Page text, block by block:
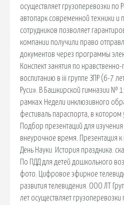
осуществляет грузоперевозки по
автопарк современной техники
сотрудников позволяет
компании получили право
документов через программы
Конспект занятия по
воспитанию в iii группе ЗПР (6-7
Руси». В Башкирской гимназии №
рамках Недели инклюзивного
фестиваль параспорта, в котором
Подбор презентаций для
внеурочное время. Презентация к
День Науки. История праздника.
По ПДД для детей дошкольного
фото. Цифровое эфирное
развития телевидения. ООО ЛТ
лет осуществляет грузоперевозки